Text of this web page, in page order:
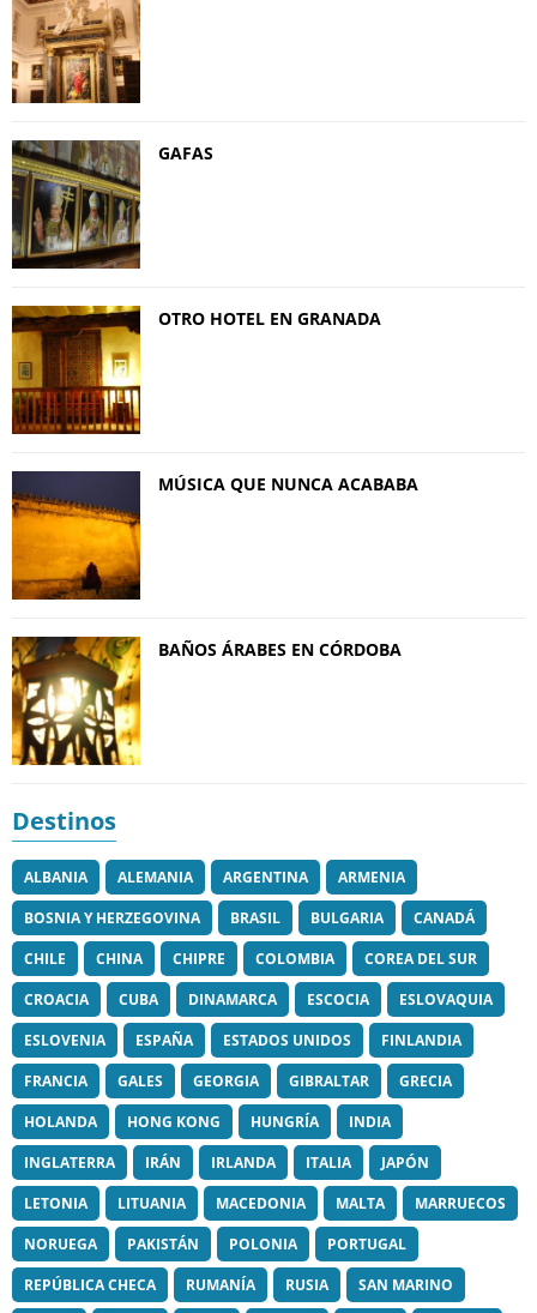
GAFAS
OTRO HOTEL EN GRANADA
MÚSICA QUE NUNCA ACABABA
BAÑOS ÁRABES EN CÓRDOBA
Destinos
ALBANIA ALEMANIA ARGENTINA
ARMENIA
BOSNIA Y HERZEGOVINA
BRASIL BULGARIA
CANADÁ
CHILE
CHINA CHIPRE COLOMBIA
COREA DEL SUR
CROACIA
CUBA DINAMARCA ESCOCIA
ESLOVAQUIA
ESLOVENIA
ESPAÑA ESTADOS UNIDOS
FINLANDIA
FRANCIA
GALES GEORGIA GIBRALTAR
GRECIA
HOLANDA
HONG KONG HUNGRÍA
INDIA
INGLATERRA
IRÁN IRLANDA ITALIA
JAPÓN
LETONIA
LITUANIA MACEDONIA MALTA
MARRUECOS
NORUEGA
PAKISTÁN POLONIA
PORTUGAL
REPÚBLICA CHECA
RUMANÍA RUSIA SAN MARINO